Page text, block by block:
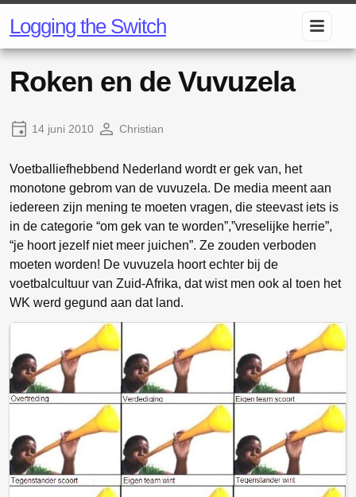
Logging the Switch
Roken en de Vuvuzela
14 juni 2010 Christian
Voetballiefhebbend Nederland wordt er gek van, het
monotone gebrom van de vuvuzela. De media meent aan
iedereen zijn mening te moeten vragen, die steevast iets is
in de categorie “om gek van te worden”,”vreselijke herrie”,
“je hoort jezelf niet meer juichen”. Ze zouden verboden
moeten worden! De vuvuzela hoort echter bij de
voetbalcultuur van Zuid-Afrika, dat wist men ook al toen het
WK werd gegund aan dat land.